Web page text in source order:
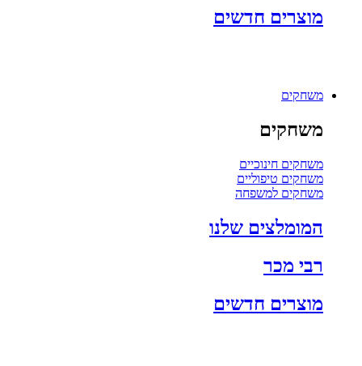
מוצרים חדשים
משחקים
משחקים
משחקים חינוכיים
משחקים טיפוליים
משחקים למשפחה
המומלצים שלנו
רבי מכר
מוצרים חדשים